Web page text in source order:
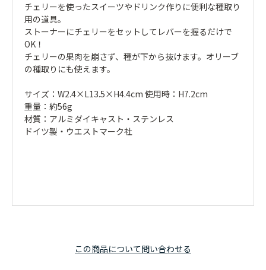
チェリーを使ったスイーツやドリンク作りに便利な種取り
用の道具。
ストーナーにチェリーをセットしてレバーを握るだけで
OK！
チェリーの果肉を崩さず、種が下から抜けます。オリーブ
の種取りにも使えます。
サイズ：W2.4×L13.5×H4.4cm 使用時：H7.2cm
重量：約56g
材質：アルミダイキャスト・ステンレス
ドイツ製・ウエストマーク社
この商品について問い合わせる